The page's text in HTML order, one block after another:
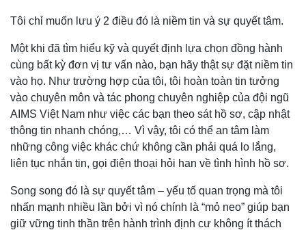
Tôi chỉ muốn lưu ý 2 điều đó là niềm tin và sự quyết tâm.
Một khi đã tìm hiểu kỹ và quyết định lựa chọn đồng hành
cùng bất kỳ đơn vị tư vấn nào, bạn hãy thật sự đặt niềm tin
vào họ. Như trường hợp của tôi, tôi hoàn toàn tin tưởng
vào chuyên môn và tác phong chuyên nghiệp của đội ngũ
AIMS Việt Nam như việc các bạn theo sát hồ sơ, cập nhật
thông tin nhanh chóng,… Vì vậy, tôi có thể an tâm làm
những công việc khác chứ không cần phải quá lo lắng,
liên tục nhắn tin, gọi điện thoại hỏi han về tình hình hồ sơ.
Song song đó là sự quyết tâm – yếu tố quan trọng mà tôi
nhấn mạnh nhiều lần bởi vì nó chính là “mỏ neo” giúp bạn
giữ vững tinh thần trên hành trình định cư không ít thách